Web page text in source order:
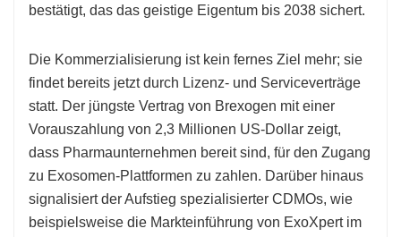
bestätigt, das das geistige Eigentum bis 2038 sichert.
Die Kommerzialisierung ist kein fernes Ziel mehr; sie
findet bereits jetzt durch Lizenz- und Serviceverträge
statt. Der jüngste Vertrag von Brexogen mit einer
Vorauszahlung von 2,3 Millionen US-Dollar zeigt,
dass Pharmaunternehmen bereit sind, für den Zugang
zu Exosomen-Plattformen zu zahlen. Darüber hinaus
signalisiert der Aufstieg spezialisierter CDMOs, wie
beispielsweise die Markteinführung von ExoXpert im